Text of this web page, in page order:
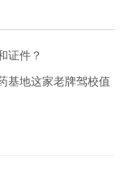
证件？
基地这家老牌驾校值